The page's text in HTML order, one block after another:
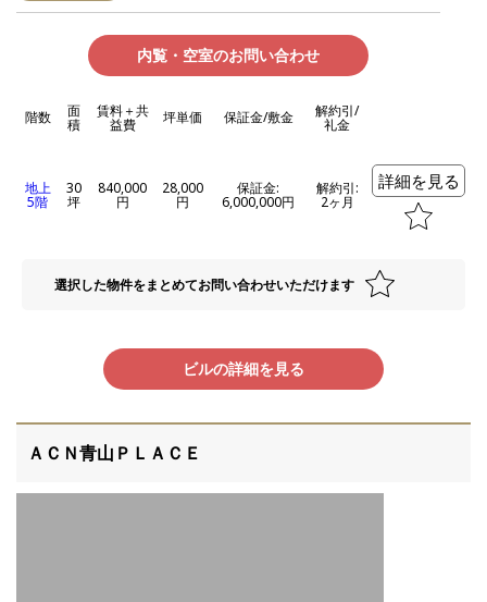
内覧・空室のお問い合わせ
階数 面
積
賃料＋共
益費 坪単価 保証金/敷金 解約引/
礼金
地上
5階
30
坪
840,000
円
28,000
円
保証金:
6,000,000円
解約引:
2ヶ月
詳細を見る
選択した物件をまとめてお問い合わせいただけます
ビルの詳細を見る
ＡＣＮ青山ＰＬＡＣＥ